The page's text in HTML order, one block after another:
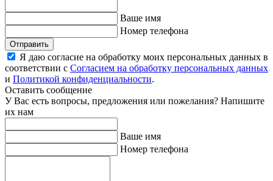
Ваше имя
Номер телефона
Отправить
Я даю согласие на обработку моих персональных данных в
соответствии с Согласием на обработку персональных данных
и Политикой конфиденциальности.
Оставить сообщение
У Вас есть вопросы, предложения или пожелания? Напишите
их нам
Ваше имя
Номер телефона